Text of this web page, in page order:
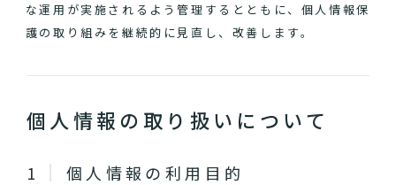
な運用が実施されるよう管理するとともに、個人情報保
護の取り組みを継続的に見直し、改善します。
個人情報の取り扱いについて
個人情報の利用目的